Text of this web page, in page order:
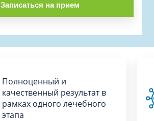
Записаться на прием
Полноценный и
качественный результат в
рамках одного лечебного
этапа